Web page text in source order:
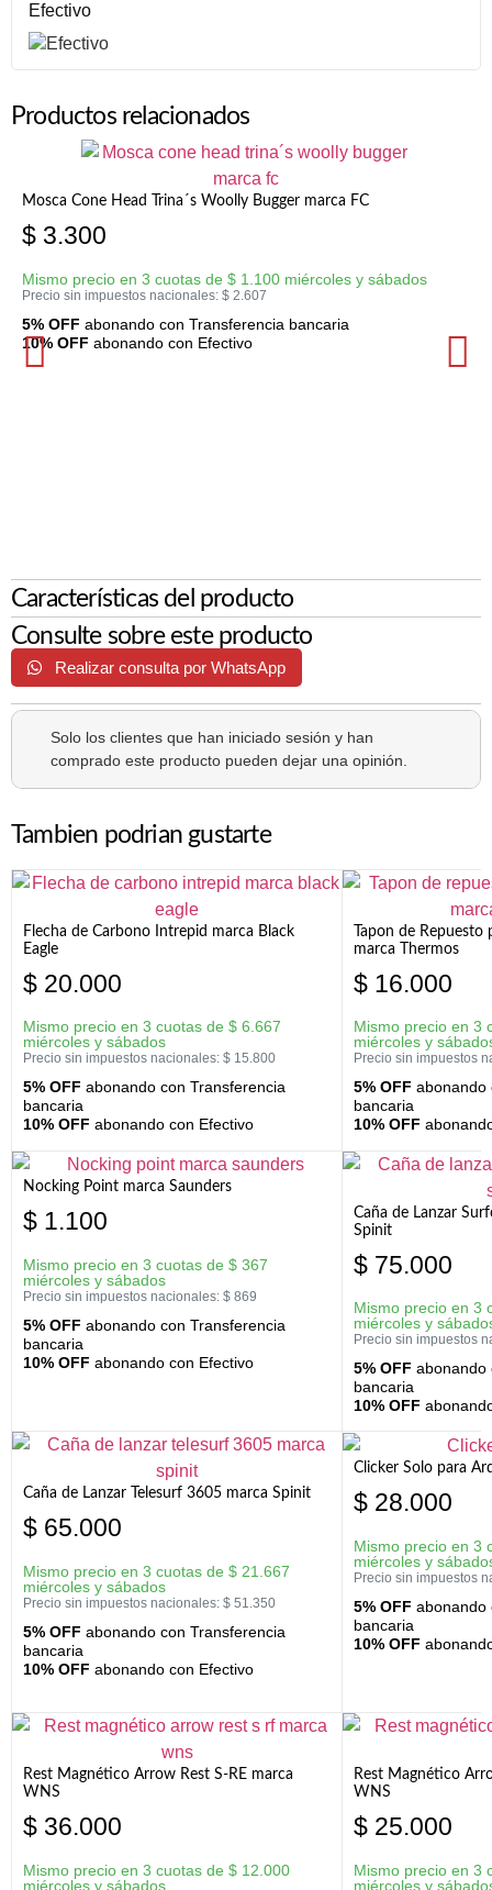
Efectivo
Productos relacionados
Mosca Cone Head Trina´s Woolly Bugger marca FC
$ 3.300
Mismo precio en 3 cuotas de $ 1.100 miércoles y sábados
Precio sin impuestos nacionales: $ 2.607
5% OFF abonando con Transferencia bancaria
10% OFF abonando con Efectivo
Características del producto
Consulte sobre este producto
Realizar consulta por WhatsApp
Solo los clientes que han iniciado sesión y han
comprado este producto pueden dejar una opinión.
Tambien podrian gustarte
Flecha de Carbono Intrepid marca Black
Eagle
$ 20.000
Mismo precio en 3 cuotas de $ 6.667
miércoles y sábados
Precio sin impuestos nacionales: $ 15.800
5% OFF abonando con Transferencia
bancaria
10% OFF abonando con Efectivo
Tapon de Repuesto
marca Thermos
$ 16.000
Mismo precio en 3
miércoles y
Precio sin impuestos
5% OFF abonando
bancaria
10% OFF
Nocking Point marca Saunders
$ 1.100
Mismo precio en 3 cuotas de $ 367
miércoles y sábados
Precio sin impuestos nacionales: $ 869
5% OFF abonando con Transferencia
bancaria
10% OFF abonando con Efectivo
Caña de Lanzar
Spinit
$ 75.000
Mismo precio en 3
miércoles y
Precio sin impuestos
5% OFF abonando
bancaria
10% OFF
Caña de Lanzar Telesurf 3605 marca Spinit
$ 65.000
Mismo precio en 3 cuotas de $ 21.667
miércoles y sábados
Precio sin impuestos nacionales: $ 51.350
5% OFF abonando con Transferencia
bancaria
10% OFF abonando con Efectivo
Clicker Solo para
$ 28.000
Mismo precio en 3
miércoles y
Precio sin impuestos
5% OFF abonando
bancaria
10% OFF
Rest Magnético Arrow Rest S-RE marca
WNS
$ 36.000
Mismo precio en 3 cuotas de $ 12.000
miércoles y sábados
Rest Magnético
WNS
$ 25.000
Mismo precio en 3
miércoles y